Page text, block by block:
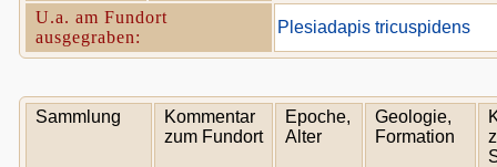
U.a. am Fundort
ausgegraben:
Plesiadapis tricuspidens
Sammlung
Kommentar
zum Fundort
Epoche,
Alter
Geologie,
Formation